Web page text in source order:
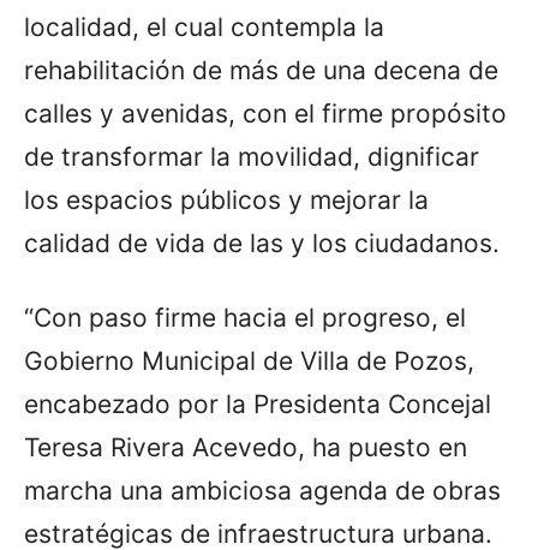
localidad, el cual contempla la
rehabilitación de más de una decena de
calles y avenidas, con el firme propósito
de transformar la movilidad, dignificar
los espacios públicos y mejorar la
calidad de vida de las y los ciudadanos.
“Con paso firme hacia el progreso, el
Gobierno Municipal de Villa de Pozos,
encabezado por la Presidenta Concejal
Teresa Rivera Acevedo, ha puesto en
marcha una ambiciosa agenda de obras
estratégicas de infraestructura urbana.